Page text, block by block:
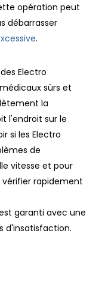
opération peut
débarrasser
.
Electro
sûrs et
la
l'endroit sur le
si les Electro
de
vitesse et pour
rapidement
garanti avec une
d'insatisfaction.